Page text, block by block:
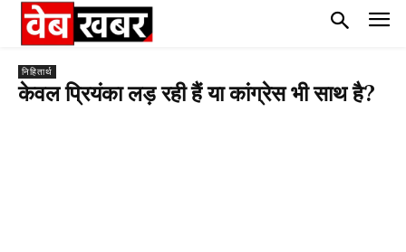
निहितार्थ
केवल प्रियंका लड़ रही हैं या कांग्रेस भी साथ है?